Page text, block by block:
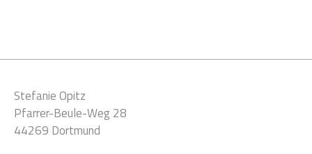
Stefanie Opitz
Pfarrer-Beule-Weg 28
44269 Dortmund